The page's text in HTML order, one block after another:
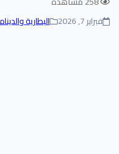
فبراير 7, 2026 البطارية